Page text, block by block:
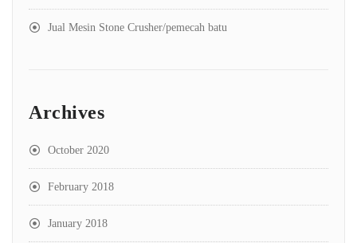
Jual Mesin Stone Crusher/pemecah batu
Archives
October 2020
February 2018
January 2018